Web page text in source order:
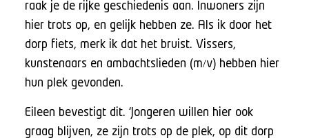
raak je de rijke geschiedenis aan. Inwoners zijn
hier trots op, en gelijk hebben ze. Als ik door het
dorp fiets, merk ik dat het bruist. Vissers,
kunstenaars en ambachtslieden (m/v) hebben hier
hun plek gevonden.
Eileen bevestigt dit. ‘Jongeren willen hier ook
graag blijven, ze zijn trots op de plek, op dit dorp